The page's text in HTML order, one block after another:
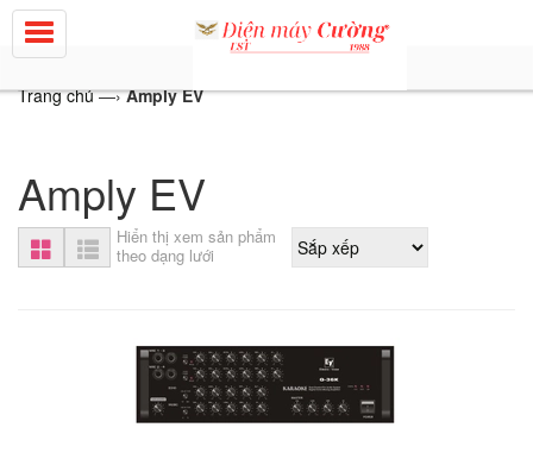
Trang chủ—› Amply EV
Amply EV
Hiển thị xem sản phẩm
theo dạng lưới